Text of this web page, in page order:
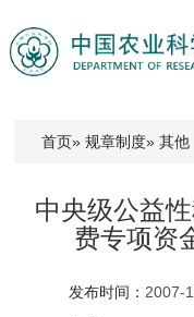
首页»规章制度» 其他
中央级公益
费专项资
发布时间： 2007-